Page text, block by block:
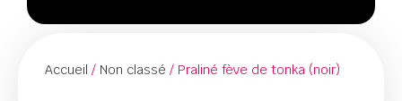
Accueil / Non classé / Praliné fève de tonka (noir)